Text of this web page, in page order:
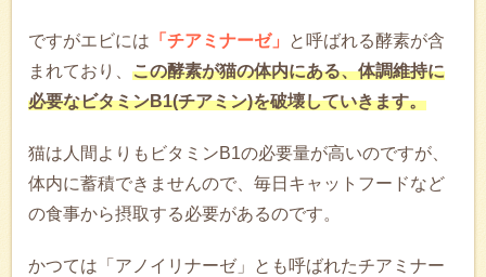
ですがエビには 「チアミナーゼ」
と呼ばれる酵素が含
まれており、 この酵素が猫の体内にある、体調維持に
必要なビタミンB1(チアミン)を破壊していきます。
猫は人間よりもビタミンB1の必要量が高いのですが、
体内に蓄積できませんので、毎日キャットフードなど
の食事から摂取する必要があるのです。
かつては「アノイリナーゼ」とも呼ばれたチアミナー